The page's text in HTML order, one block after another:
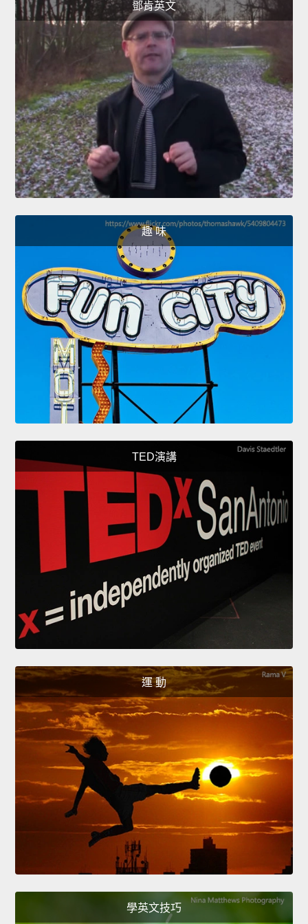
鄧肯英文
趣 味
TED演講
運 動
學英文技巧